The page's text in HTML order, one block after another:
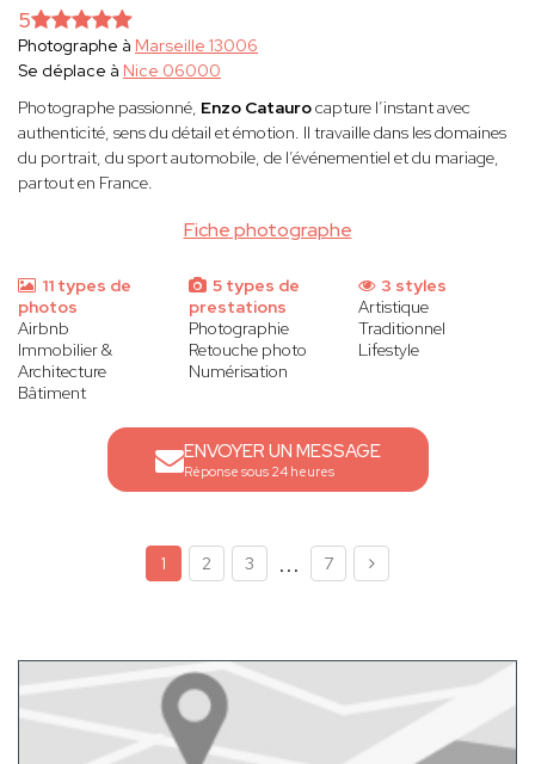
Fiche photographe
5
Photographe à Marseille 13006
Se déplace à Nice 06000
Photographe passionné, Enzo Cataurocapture l’instant avec
authenticité, sens du détail et émotion. Il travaille dans les domaines
du portrait, du sport automobile, de l’événementiel et du mariage,
partout en France.
11 types de
photos
Airbnb
Immobilier &
Architecture
Bâtiment
5 types de
prestations
Photographie
Retouche photo
Numérisation
3 styles
Artistique
Traditionnel
Lifestyle
ENVOYER UN MESSAGE
Réponse sous 24 heures
1 2 3 ... 7